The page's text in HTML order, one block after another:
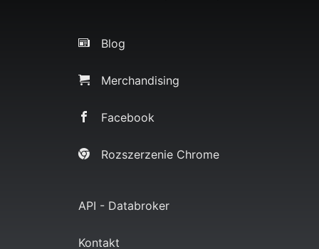
Blog
Merchandising
Facebook
Rozszerzenie Chrome
API - Databroker
Kontakt